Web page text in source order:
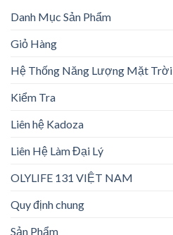
Danh Mục Sản Phẩm
Giỏ Hàng
Hệ Thống Năng Lượng Mặt Trời
Kiểm Tra
Liên hệ Kadoza
Liên Hệ Làm Đại Lý
OLYLIFE 131 VIỆT NAM
Quy định chung
Sản Phẩm